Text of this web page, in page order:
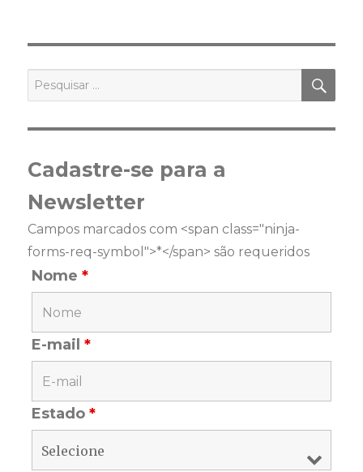
por:
Cadastre-se para a
Newsletter
Campos marcados com <span class="ninja-
forms-req-symbol">*</span> são requeridos
Nome*
E-mail*
Estado*